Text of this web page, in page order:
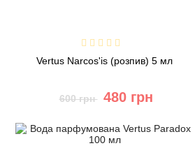
Vertus Narcos'is (розпив) 5 мл
600 грн 480 грн
Швидке замовлення